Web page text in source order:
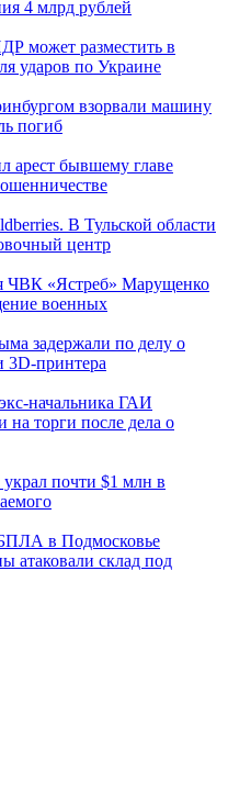
4 млрд рублей
может разместить в
ударов по Украине
взорвали машину
погиб
арест бывшему главе
В Тульской области
центр
ЧВК «Ястреб» Марущенко
военных
задержали по делу о
начальника ГАИ
на торги после дела о
почти $1 млн в
в Подмосковье
атаковали склад под